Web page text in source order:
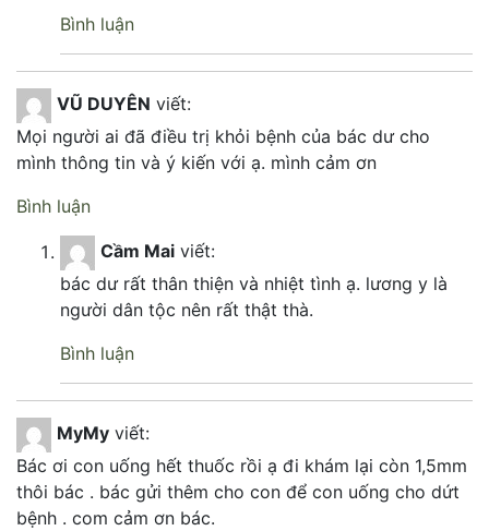
Bình luận
VŨ DUYÊN viết:
Mọi người ai đã điều trị khỏi bệnh của bác dư cho
mình thông tin và ý kiến với ạ. mình cảm ơn
Bình luận
Cầm Mai viết:
bác dư rất thân thiện và nhiệt tình ạ. lương y là
người dân tộc nên rất thật thà.
Bình luận
MyMy viết:
Bác ơi con uống hết thuốc rồi ạ đi khám lại còn 1,5mm
thôi bác . bác gửi thêm cho con để con uống cho dứt
bệnh . com cảm ơn bác.